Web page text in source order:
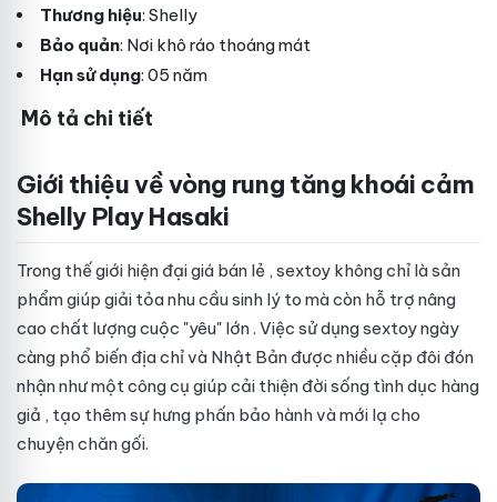
Thương hiệu: Shelly
Bảo quản: Nơi khô ráo thoáng mát
Hạn sử dụng: 05 năm
Mô tả chi tiết
Giới thiệu về vòng rung tăng khoái cảm
Shelly Play Hasaki
Trong thế giới hiện đạigiá bán lẻ , sextoy không chỉ là sản
phẩm giúp giải tỏa nhu cầu sinh lý to mà còn hỗ trợ nâng
cao chất lượng cuộc "yêu" lớn. Việc sử dụng sextoy ngày
càng phổ biến địa chỉvà Nhật Bản được nhiều cặp đôi đón
nhận như một công cụ giúp cải thiện đời sống tình dục hàng
giả , tạo thêm sự hưng phấn bảo hànhvà mới lạ cho
chuyện chăn gối.